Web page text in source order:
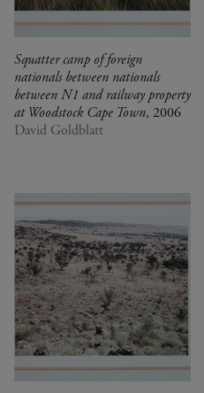
Squatter camp of foreign
nationals between nationals
between N1 and railway property
at Woodstock Cape Town, 2006
David Goldblatt